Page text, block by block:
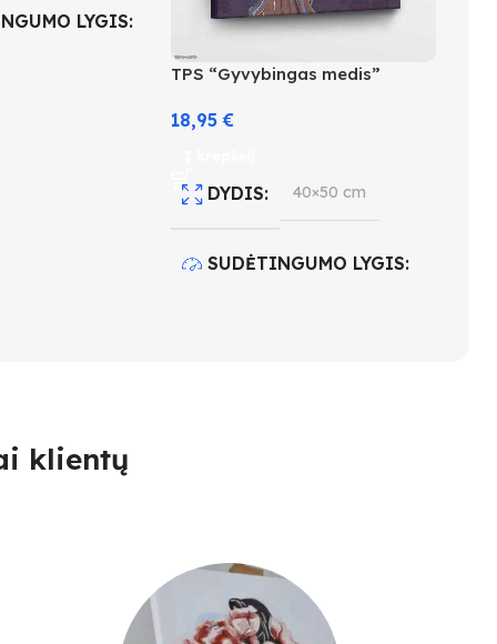
LYGIS
TPS “Gyvybingas medis”
18,95€
DYDIS 40×50 cm
SUDĖTINGUMO LYGIS
klientų